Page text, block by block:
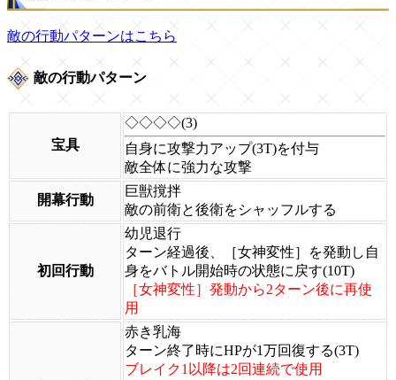
敵の行動パターンはこちら
敵の行動パターン
宝具
◇◇◇◇(3)
自身に攻撃力アップ(3T)を付与
敵全体に強力な攻撃
開幕行動
巨獣撹拌
敵の前衛と後衛をシャッフルする
初回行動
幼児退行
ターン経過後、［女神変性］を発動し自
身をバトル開始時の状態に戻す(10T)
［女神変性］発動から2ターン後に再使
用
赤き乳海
ターン終了時にHPが1万回復する(3T)
ブレイク1以降は2回連続で使用